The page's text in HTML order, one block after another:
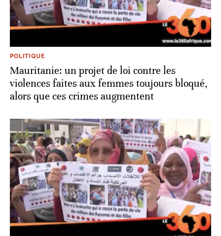
POLITIQUE
Mauritanie: un projet de loi contre les
violences faites aux femmes toujours bloqué,
alors que ces crimes augmentent